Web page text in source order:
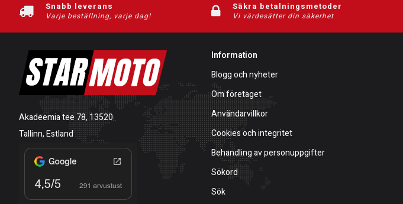
Snabb leverans
Varje beställning, varje dag!
Säkra betalningsmetoder
Vi värdesätter din säkerhet
Akadeemia tee 78, 13520
Tallinn, Estland
Information
Blogg och nyheter
Om företaget
Användarvillkor
Cookies och integritet
Behandling av personuppgifter
Sökord
Sök